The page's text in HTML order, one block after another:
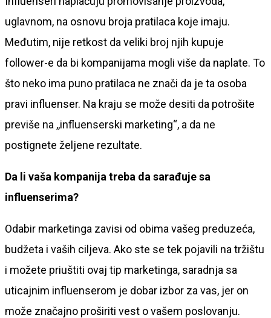
uglavnom, na osnovu broja pratilaca koje imaju.
Međutim, nije retkost da veliki broj njih kupuje
follower-e da bi kompanijama mogli više da naplate. To
što neko ima puno pratilaca ne znači da je ta osoba
pravi influenser. Na kraju se može desiti da potrošite
previše na ,,influenserski marketing“, a da ne
postignete željene rezultate.
Da li vaša kompanija treba da sarađuje sa
influenserima?
Odabir marketinga zavisi od obima vašeg preduzeća,
budžeta i vaših ciljeva. Ako ste se tek pojavili na tržištu
i možete priuštiti ovaj tip marketinga, saradnja sa
uticajnim influenserom je dobar izbor za vas, jer on
može značajno proširiti vest o vašem poslovanju.